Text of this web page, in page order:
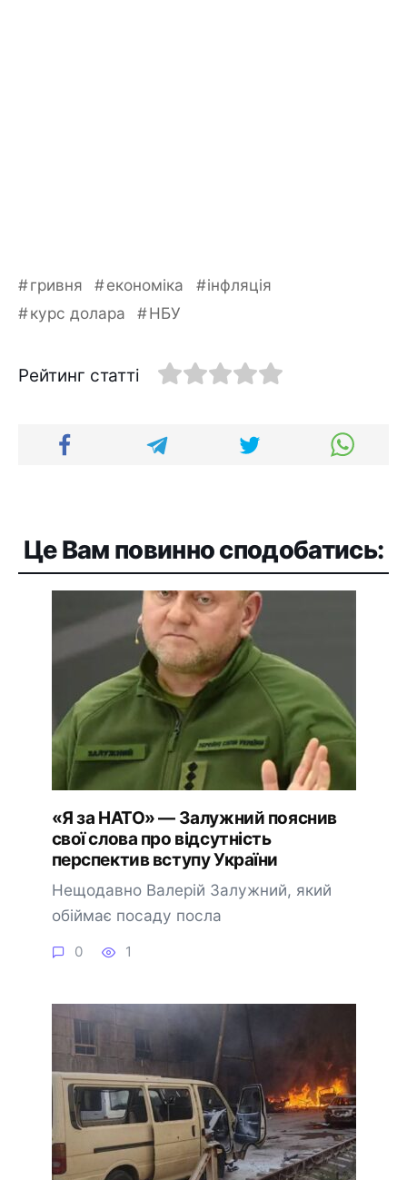
гривня економіка
інфляція
курс долара
НБУ
Рейтинг статті
Це Вам повинно сподобатись:
«Я за НАТО» — Залужний пояснив
свої слова про відсутність
перспектив вступу України
Нещодавно Валерій Залужний, який
обіймає посаду посла
0 1